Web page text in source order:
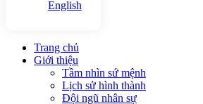
English
Trang chủ
Giới thiệu
Tầm nhìn sứ mệnh
Lịch sử hình thành
Đội ngũ nhân sự